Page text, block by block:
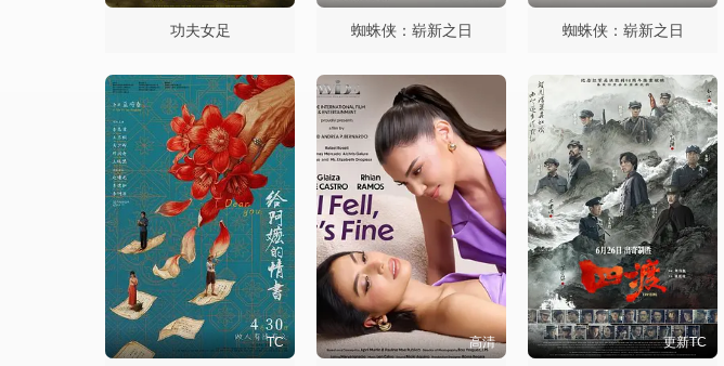
功夫女足 蜘蛛侠：崭新之日 蜘蛛侠：崭新之日
TC 高清 更新TC